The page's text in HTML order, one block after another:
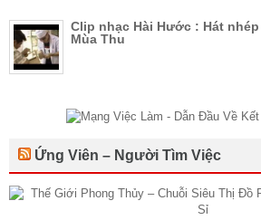
Clip nhạc Hài Hước : Hát
Mùa Thu
Ứng Viên – Người Tìm Việc